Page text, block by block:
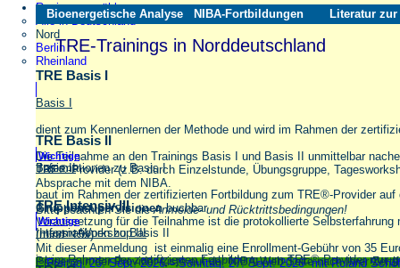
Bioenergetische Analyse NIBA-Fortbildungen Literatur zur
TRE-Trainings in Norddeutschland
Region auswählen
Alle in Deutschland
Nord
Berlin
Rheinland
TRE Basis I
Basis I
dient zum Kennenlernen der Methode und wird im Rahmen der
Die Teilnahme an den Trainings Basis I und Basis II unmittelbar
TRE®-Provider (z.B. durch Einzelstunde, Übungsgruppe,
Absprache mit dem NIBA.
Bitte beachten Sie dieAnmelde- und Rücktrittsbedingungen!
Freitag, 25. Sept. 2026 – Sonntag, 27. Sept. 2026 mit Roland
Wichtige
Informationen zu Basis I
TRE Basis II
Basis II
baut im Rahmen der zertifizierten Fortbildung zum TRE®-Provider
Gruppensupervisionenbuchbar
Voraussetzung für die Teilnahme ist die protokollierte
(mind. 15x).
Mit dieser Anmeldung ist einmalig eine Enrollment-Gebühr von 35
Präsenz in der Provider-Liste auf der NIBA-Web-Seite nach Ihrer
Wichtige
Informationen zu Basis II
TRE Intensiv III
Intensiv-Workshop III
ist im Rahmen der zertifizierten Fortbildung zum TRE®-Providernur